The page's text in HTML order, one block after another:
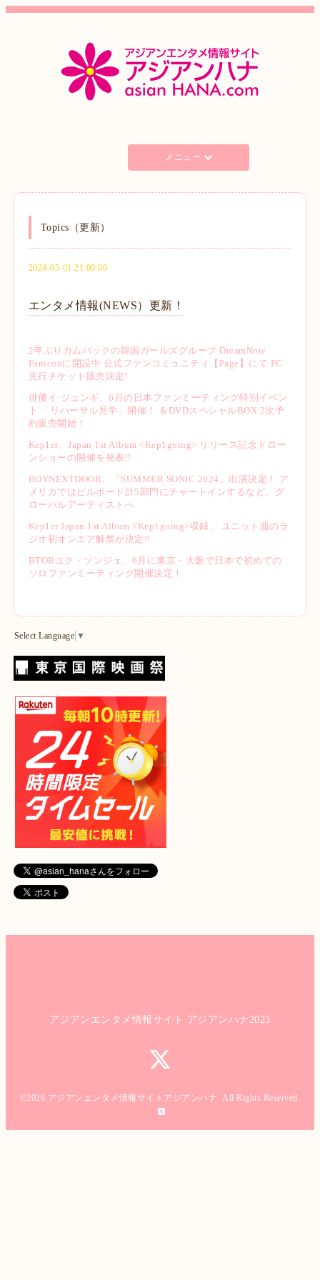
メニュー
Topics（更新）
2024-05-01 21:00:00
エンタメ情報(NEWS）更新！
2年ぶりカムバックの韓国ガールズグループ DreamNote
Faniconに開設中 公式ファンコミュニティ【Page】にて FC
先行チケット販売決定!
俳優イ·ジュンギ、6月の日本ファンミーティング特別イベン
ト 「リハーサル見学」開催！ ＆DVDスペシャルBOX 2次予
約販売開始！
Kep1er、Japan 1st Album <Kep1going> リリース記念ドロー
ンショーの開催を発表!!
BOYNEXTDOOR、「SUMMER SONIC 2024」出演決定！ ア
メリカではビルボード計5部門にチャートインするなど、グ
ローバルアーティストへ
Kep1er Japan 1st Album <Kep1going>収録、 ユニット曲のラ
ジオ初オンエア解禁が決定!!
BTOBユク・ソンジェ、6月に東京・大阪で日本で初めての
ソロファンミーティング開催決定！
Select Language ▼
アジアンエンタメ情報サイト アジアンハナ2023
©2026 アジアンエンタメ情報サイトアジアンハナ. All Rights Reserved.